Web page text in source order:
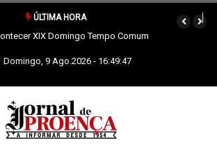
ÚLTIMA HORA
XIX Domingo Tempo Comum
Domingo, 9 Ago.2026 - 16:49:48